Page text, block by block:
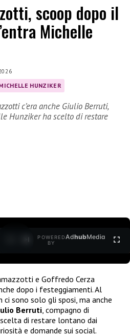
scoop dopo il
Michelle
HUNZIKER
c’era anche Giulio Berruti,
Hunziker ha scelto di restare
POWERED
BY
AdhubMedia
e Goffredo Cerza
dopo i festeggiamenti. Al
sono solo gli sposi, ma anche
Berruti , compagno di
scelta di restare lontano dai
e domande sui social.